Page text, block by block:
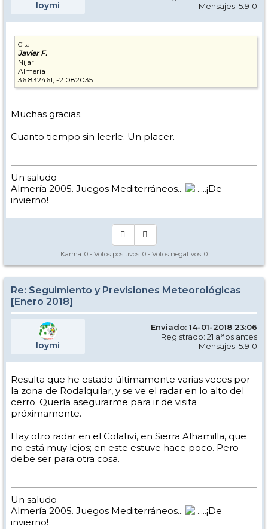
loymi
Mensajes: 5.910
Cita
Javier F.
Níjar
Almería
36.832461, -2.082035
Muchas gracias.
Cuanto tiempo sin leerle. Un placer.
Un saludo
Almería 2005. Juegos Mediterráneos...
.....¡De
invierno!
Karma: 0 - Votos positivos: 0 - Votos negativos: 0
Re: Seguimiento y Previsiones Meteorológicas
[Enero 2018]
loymi
Enviado: 14-01-2018 23:06
Registrado: 21 años antes
Mensajes: 5.910
Resulta que he estado últimamente varias veces por
la zona de Rodalquilar, y se ve el radar en lo alto del
cerro. Quería asegurarme para ir de visita
próximamente.
Hay otro radar en el Colativí, en Sierra Alhamilla, que
no está muy lejos; en este estuve hace poco. Pero
debe ser para otra cosa.
Un saludo
Almería 2005. Juegos Mediterráneos...
.....¡De
invierno!